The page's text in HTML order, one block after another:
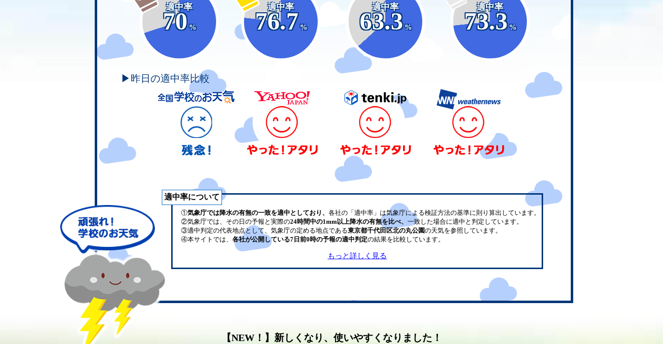
適中率
70
%
適中率
76.7
%
適中率
63.3
%
適中率
73.3
%
▶昨日の適中率比較
適中率について
①気象庁では降水の有無の一致を適中としており、 各社の「適中率」は気象庁による検証方法の基準に則り算出しています。
②気象庁では、その日の予報と実際の24時間中の1mm以上降水の有無を比べ、 一致した場合に適中と判定しています。
③適中判定の代表地点として、気象庁の定める地点である東京都千代田区北の丸公園の天気を参照しています。
④本サイトでは、 各社が公開している7日前0時の予報の適中判定の結果を比較しています。
もっと詳しく見る
【NEW！】新しくなり、使いやすくなりました！